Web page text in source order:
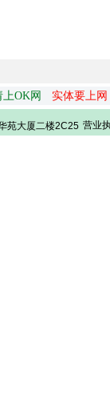
OK网 实体要上网
苑大厦二楼2C25 营业